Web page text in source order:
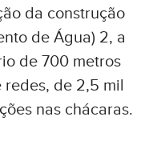
da construção
de Água) 2, a
de 700 metros
redes, de 2,5 mil
nas chácaras.